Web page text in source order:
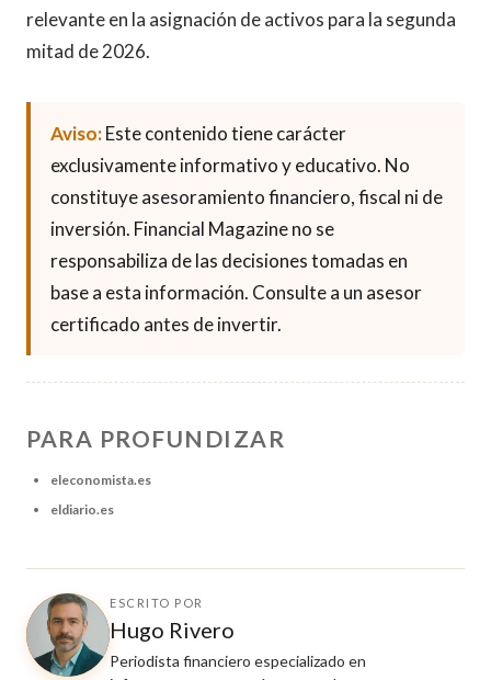
relevante en la asignación de activos para la segunda
mitad de 2026.
Aviso:Este contenido tiene carácter
exclusivamente informativo y educativo. No
constituye asesoramiento financiero, fiscal ni de
inversión. Financial Magazine no se
responsabiliza de las decisiones tomadas en
base a esta información. Consulte a un asesor
certificado antes de invertir.
PARA PROFUNDIZAR
eleconomista.es
eldiario.es
ESCRITO POR
Hugo Rivero
Periodista financiero especializado en